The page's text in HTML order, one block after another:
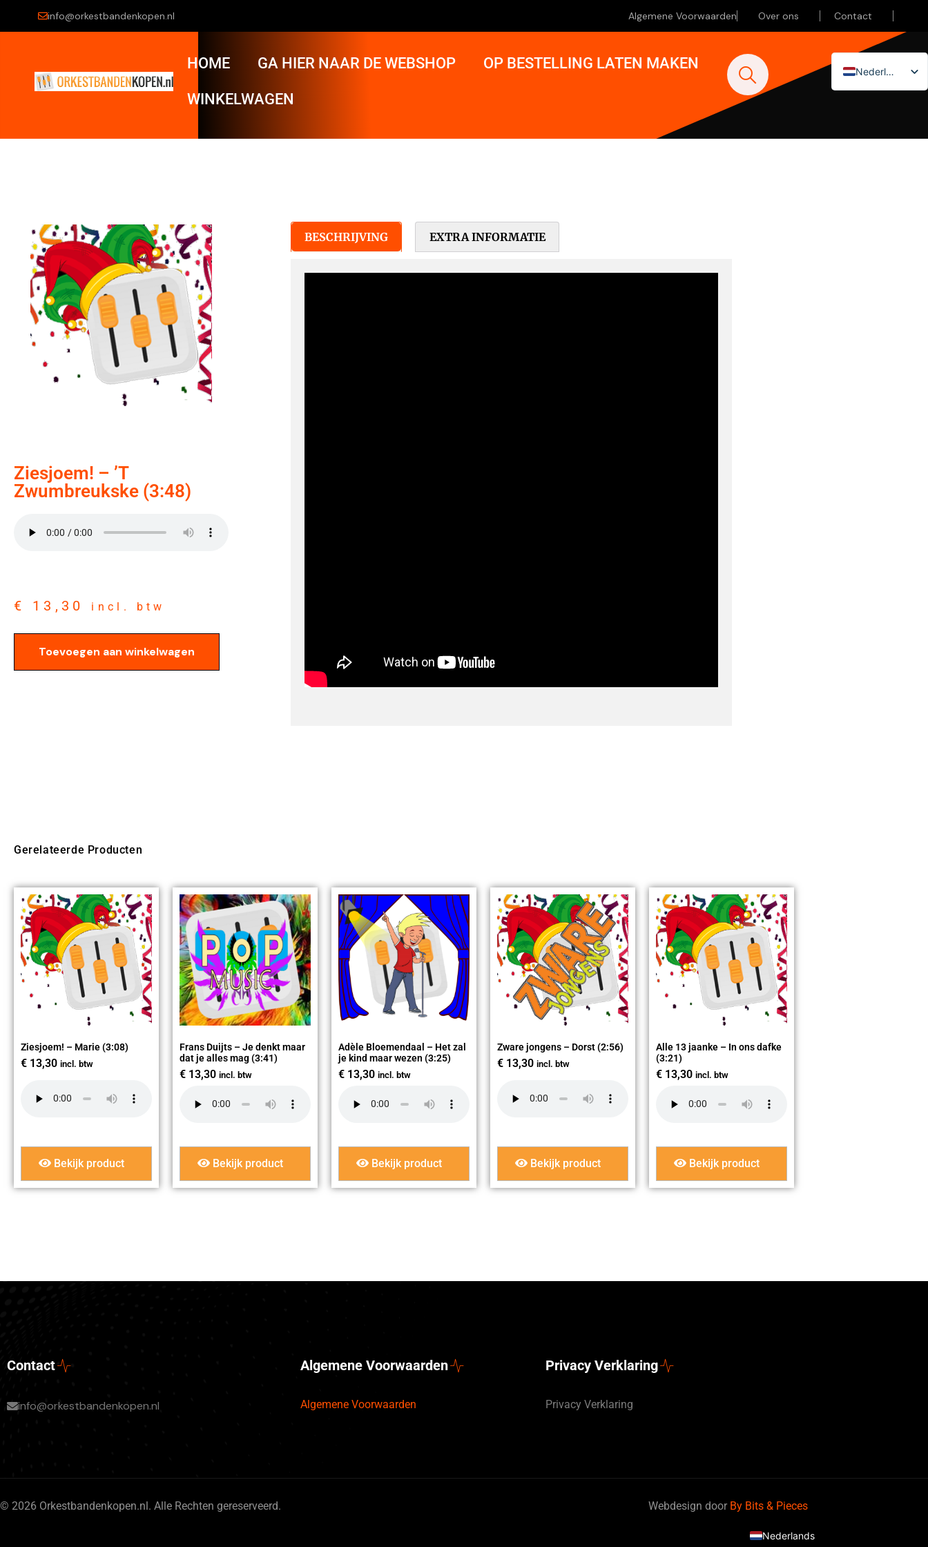
info@orkestbandenkopen.nl Algemene Voorwaarden Over ons Contact
HOME GA HIER NAAR DE WEBSHOP OP BESTELLING LATEN MAKEN
WINKELWAGEN
Nederlands
English (UK)
Ziesjoem! – ’t
Zwumbreukske (3:48)
€ 13,30 incl. btw
Toevoegen aan winkelwagen
BESCHRIJVING EXTRA INFORMATIE
Gerelateerde Producten
Ziesjoem! – Marie (3:08)
€ 13,30 incl. btw
Bekijk product
Frans Duijts – Je denkt maar
dat je alles mag (3:41)
€ 13,30 incl. btw
Bekijk product
Adèle Bloemendaal – Het zal
je kind maar wezen (3:25)
€ 13,30 incl. btw
Bekijk product
Zware jongens – Dorst (2:56)
€ 13,30 incl. btw
Bekijk product
Alle 13 jaanke – In ons dafke
(3:21)
€ 13,30 incl. btw
Bekijk product
Contact
info@orkestbandenkopen.nl
Algemene Voorwaarden
Algemene Voorwaarden
Privacy Verklaring
Privacy Verklaring
© 2026 Orkestbandenkopen.nl. Alle Rechten gereserveerd. Webdesign door By Bits & Pieces
Nederlands
English (UK)